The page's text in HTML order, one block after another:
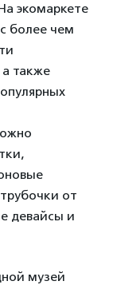
экомаркете
более чем
также
от
девайсы и
музей